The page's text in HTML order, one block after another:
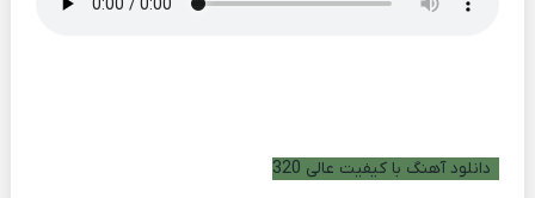
دانلود آهنگ با کیفیت عالی 320